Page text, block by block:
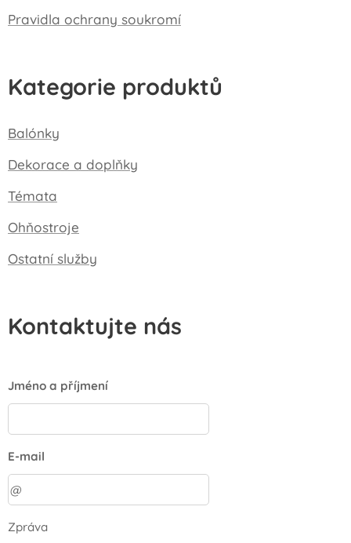
Pravidla ochrany soukromí
Kategorie produktů
Balónky
Dekorace a doplňky
Témata
Ohňostroje
Ostatní služby
Kontaktujte nás
Jméno a příjmení
E-mail
Zpráva